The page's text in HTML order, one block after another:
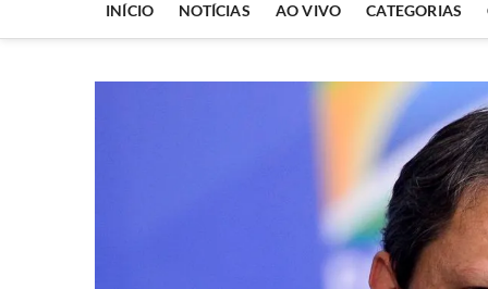
INÍCIO NOTÍCIAS AO VIVO CATEGORIAS